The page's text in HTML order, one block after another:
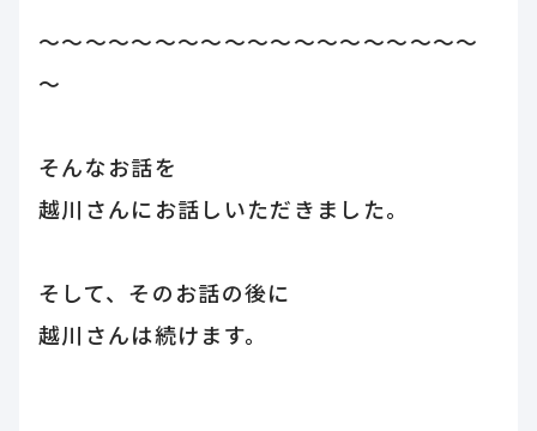
～～～～～～～～～～～～～～～～～～～
～
そんなお話を
越川さんにお話しいただきました。
そして、そのお話の後に
越川さんは続けます。